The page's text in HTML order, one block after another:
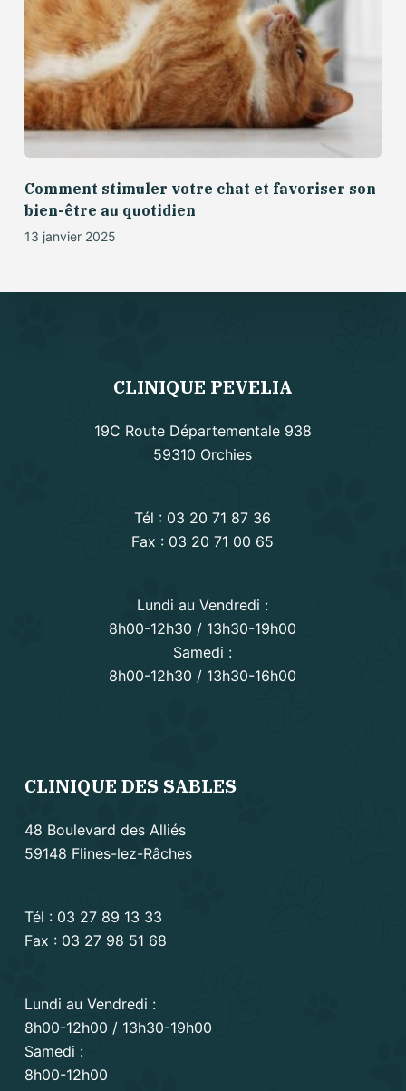
Comment stimuler votre chat et favoriser son
bien-être au quotidien
13 janvier 2025
CLINIQUE PEVELIA
19C Route Départementale 938
59310 Orchies
Tél : 03 20 71 87 36
Fax : 03 20 71 00 65
Lundi au Vendredi :
8h00-12h30 / 13h30-19h00
Samedi :
8h00-12h30 / 13h30-16h00
CLINIQUE DES SABLES
48 Boulevard des Alliés
59148 Flines-lez-Râches
Tél : 03 27 89 13 33
Fax : 03 27 98 51 68
Lundi au Vendredi :
8h00-12h00 / 13h30-19h00
Samedi :
8h00-12h00